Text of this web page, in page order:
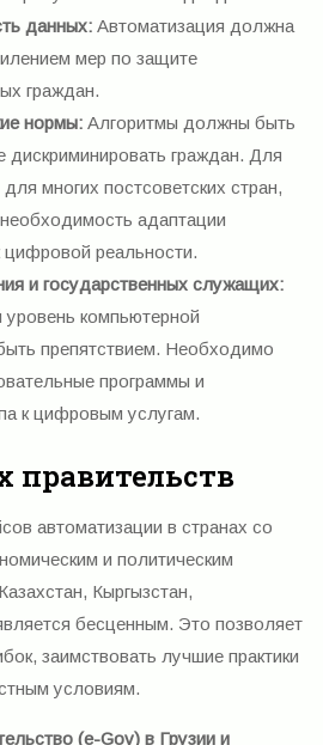
данных: Автоматизация должна
мер по защите
граждан.
нормы: Алгоритмы должны быть
дискриминировать граждан. Для
многих постсоветских стран,
адаптации
цифровой реальности.
и государственных служащих:
компьютерной
препятствием. Необходимо
программы и
к цифровым услугам.
автоматизации в странах со
и политическим
Кыргызстан,
бесценным. Это позволяет
заимствовать лучшие практики
условиям.
(e-Gov) в Грузии и